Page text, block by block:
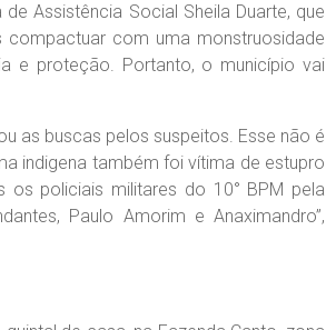
Assistência Social Sheila Duarte, que
com uma monstruosidade
e proteção. Portanto, o município vai
as buscas pelos suspeitos. Esse não é
indigena também foi vítima de estupro
policiais militares do 10° BPM pela
Paulo Amorim e Anaximandro”,